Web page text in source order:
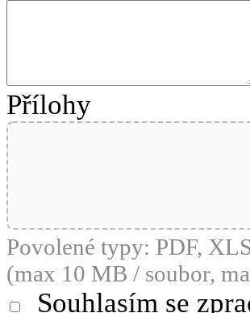
Přílohy
Povolené typy: PDF,
(max 10 MB / soubor,
Souhlasím se